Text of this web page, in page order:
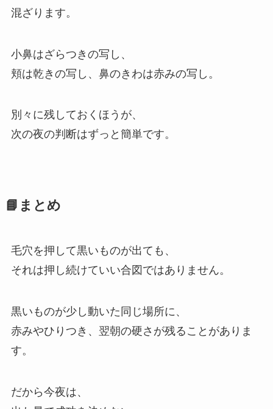
混ざります。
小鼻はざらつきの写し、
頬は乾きの写し、鼻のきわは赤みの写し。
別々に残しておくほうが、
次の夜の判断はずっと簡単です。
📘まとめ
毛穴を押して黒いものが出ても、
それは押し続けていい合図ではありません。
黒いものが少し動いた同じ場所に、
赤みやひりつき、翌朝の硬さが残ることがありま
す。
だから今夜は、